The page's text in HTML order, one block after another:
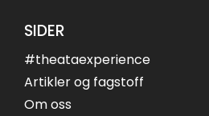
SIDER
#theataexperience
Artikler og fagstoff
Om oss